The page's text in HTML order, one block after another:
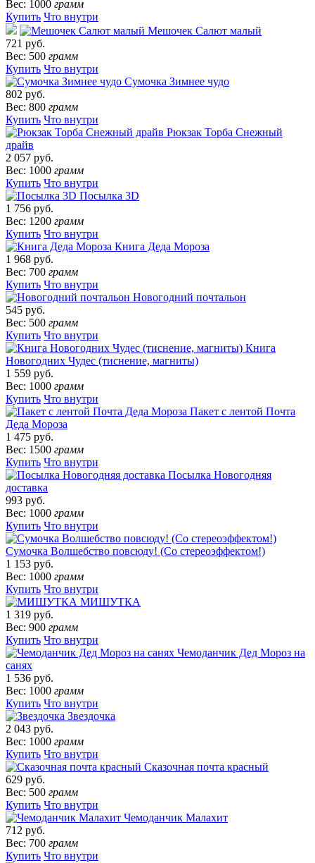
Вес: 1000 грамм
Купить Что внутри
Мешочек Салют малый
721 руб.
Вес: 500 грамм
Купить Что внутри
Сумочка Зимнее чудо
802 руб.
Вес: 800 грамм
Купить Что внутри
Рюкзак Торба Снежный
драйв
2 057 руб.
Вес: 1000 грамм
Купить Что внутри
Посылка 3D
1 756 руб.
Вес: 1200 грамм
Купить Что внутри
Книга Деда Мороза
1 968 руб.
Вес: 700 грамм
Купить Что внутри
Новогодний почтальон
545 руб.
Вес: 500 грамм
Купить Что внутри
Книга
Новогодних Чудес (тиснение, магниты)
1 559 руб.
Вес: 1000 грамм
Купить Что внутри
Пакет с лентой Почта
Деда Мороза
1 475 руб.
Вес: 1500 грамм
Купить Что внутри
Посылка Новогодняя
доставка
993 руб.
Вес: 1000 грамм
Купить Что внутри
Сумочка Волшебство повсюду! (Со стереоэффектом!)
1 153 руб.
Вес: 1000 грамм
Купить Что внутри
МИШУТКА
1 319 руб.
Вес: 900 грамм
Купить Что внутри
Чемоданчик Дед Мороз на
санях
1 536 руб.
Вес: 1000 грамм
Купить Что внутри
Звездочка
2 043 руб.
Вес: 1000 грамм
Купить Что внутри
Сказочная почта красный
629 руб.
Вес: 500 грамм
Купить Что внутри
Чемоданчик Малахит
712 руб.
Вес: 700 грамм
Купить Что внутри